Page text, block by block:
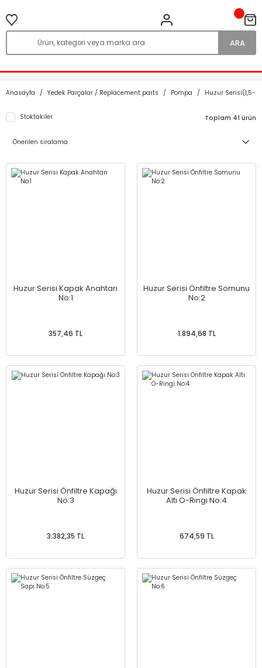
ARA
Anasayfa Yedek Parçalar / Replacement parts Pompa Huzur Serisi(1,5-
Stoktakiler Toplam 41 ürün
Huzur Serisi Kapak Anahtarı
No:1
357,46 TL
Huzur Serisi Önfiltre Somunu
No:2
1.894,68 TL
Huzur Serisi Önfiltre Kapağı
No:3
3.382,35 TL
Huzur Serisi Önfiltre Kapak
Altı O-Ringi No:4
674,59 TL